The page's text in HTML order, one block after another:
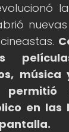
música
en las